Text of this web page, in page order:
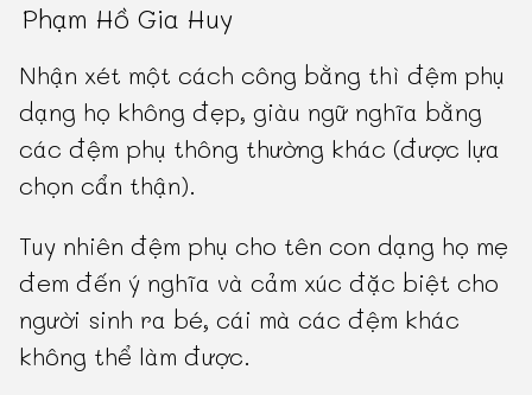
Phạm Hồ Gia Huy
Nhận xét một cách công bằng thì đệm phụ
dạng họ không đẹp, giàu ngữ nghĩa bằng
các đệm phụ thông thường khác (được lựa
chọn cẩn thận).
Tuy nhiên đệm phụ cho tên con dạng họ mẹ
đem đến ý nghĩa và cảm xúc đặc biệt cho
người sinh ra bé, cái mà các đệm khác
không thể làm được.